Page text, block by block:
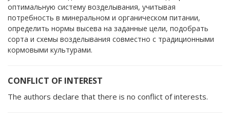
оптимальную систему возделывания, учитывая
потребность в минеральном и органическом питании,
определить нормы высева на заданные цели, подобрать
сорта и схемы возделывания совместно с традиционными
кормовыми культурами.
CONFLICT OF INTEREST
The authors declare that there is no conflict of interests.